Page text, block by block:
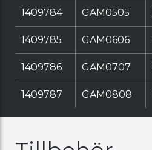
1409784 GAM0505
1409785 GAM0606
1409786 GAM0707
1409787 GAM0808